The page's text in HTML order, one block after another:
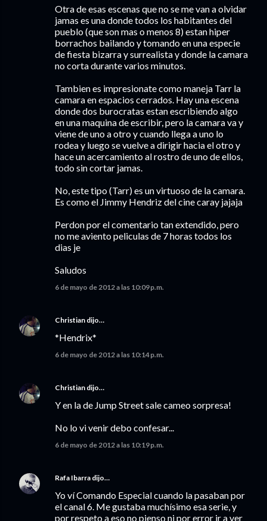
Otra de esas escenas que no se me van a olvidar
jamas es una donde todos los habitantes del
pueblo (que son mas o menos 8) estan hiper
borrachos bailando y tomando en una especie
de fiesta bizarra y surrealista y donde la camara
no corta durante varios minutos.
Tambien es impresionate como maneja Tarr la
camara en espacios cerrados. Hay una escena
donde dos burocratas estan escribiendo algo
en una maquina de escribir, pero la camara va y
viene de uno a otro y cuando llega a uno lo
rodea y luego se vuelve a dirigir hacia el otro y
hace un acercamiento al rostro de uno de ellos,
todo sin cortar jamas.
No, este tipo (Tarr) es un virtuoso de la camara.
Es como el Jimmy Hendriz del cine caray jajaja
Perdon por el comentario tan extendido, pero
no me aviento peliculas de 7 horas todos los
dias je
Saludos
6 de mayo de 2012 a las 10:09 p.m.
Christian dijo…
*Hendrix*
6 de mayo de 2012 a las 10:14 p.m.
Christian dijo…
Y en la de Jump Street sale cameo sorpresa!
No lo vi venir debo confesar...
6 de mayo de 2012 a las 10:19 p.m.
Rafa Ibarra dijo…
Yo ví Comando Especial cuando la pasaban por
el canal 6. Me gustaba muchísimo esa serie, y
por respeto a eso no pienso ni por error ir a ver